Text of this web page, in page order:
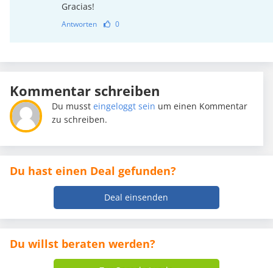
Gracias!
Antworten 0
Kommentar schreiben
Du mussteingeloggt sein um einen Kommentar
zu schreiben.
Du hast einen Deal gefunden?
Deal einsenden
Du willst beraten werden?